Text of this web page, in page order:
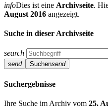
infoDies ist eine Archivseite.
August 2016 angezeigt.
Suche in dieser Archivseite
search
send Suchensend
Suchergebnisse
Ihre Suche im Archiv vom 25.